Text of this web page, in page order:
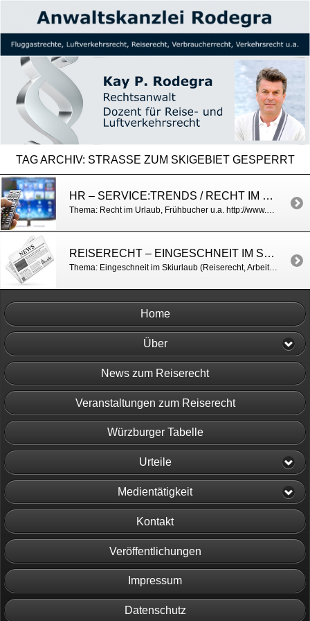
TAG ARCHIV: STRASSE ZUM SKIGEBIET GESPERRT
HR – SERVICE:TRENDS / RECHT IM WINTERURLAUB
Thema: Recht im Urlaub, Frühbucher u.a. http://www.hr-online.de/website/fernsehen/sendungen/mediaplayer.jsp?mkey=63047946&rubrik=35270
REISERECHT – EINGESCHNEIT IM SKIURLAUB / BILD
Thema: Eingeschneit im Skiurlaub (Reiserecht, Arbeitsrecht) http://www.bild.de/reise/europa/schnee/schneechaos-oesterreich-was-muss-ich-wissen-34501916.bild.html
Home
Über
News zum Reiserecht
Veranstaltungen zum Reiserecht
Würzburger Tabelle
Urteile
Medientätigkeit
Kontakt
Veröffentlichungen
Impressum
Datenschutz